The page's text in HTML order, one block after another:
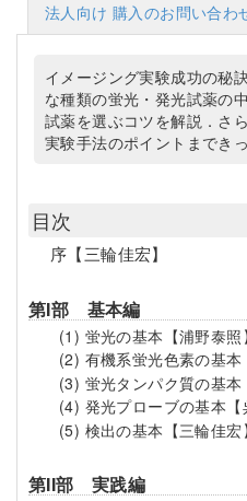
法人向け 購入のお問い合わ
イメージング実験成功の
な種類の蛍光・発光試薬の
試薬を選ぶコツを解説．さ
実験手法のポイントまでき
目次
序 【三輪佳宏】
第I部 基本編
(1) 蛍光の基本 【浦野泰照
(2) 有機系蛍光色素の基本
(3) 蛍光タンパク質の基本
(4) 発光プローブの基本
(5) 検出の基本 【三輪佳宏
第II部 実践編